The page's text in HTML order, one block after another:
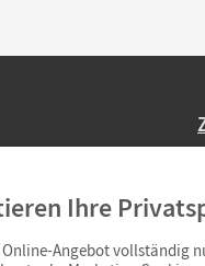
Ihre
Online-Angebot vollständig